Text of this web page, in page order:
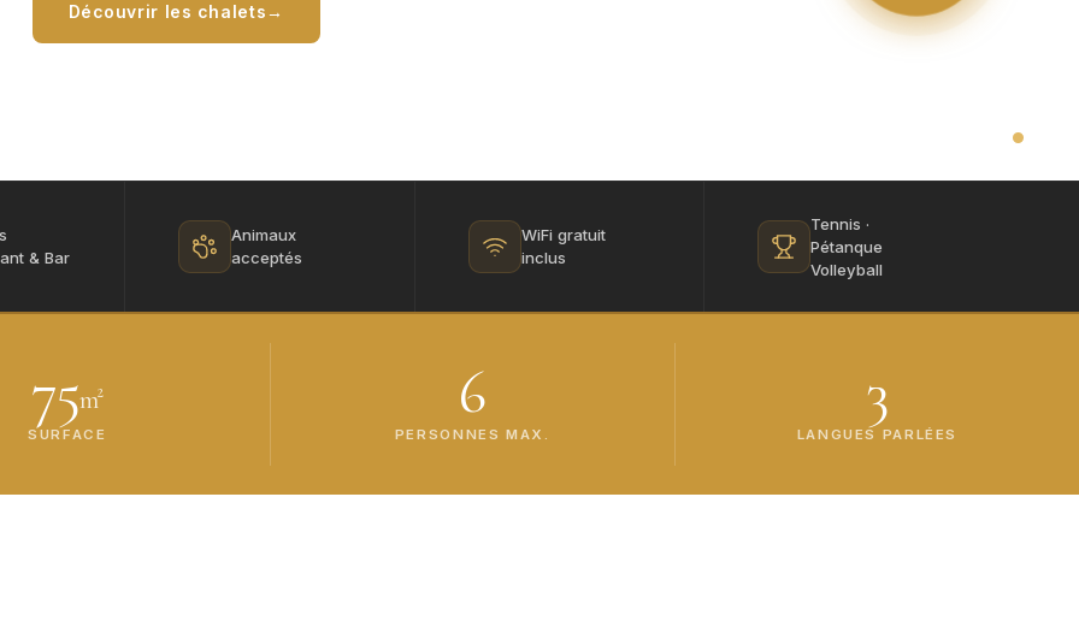
Découvrir les chalets
& Bar
Animaux
acceptés
WiFi gratuit
inclus
Tennis ·
Pétanque
Volleyball
75m²
SURFACE
6
PERSONNES MAX.
3
LANGUES PARLÉES